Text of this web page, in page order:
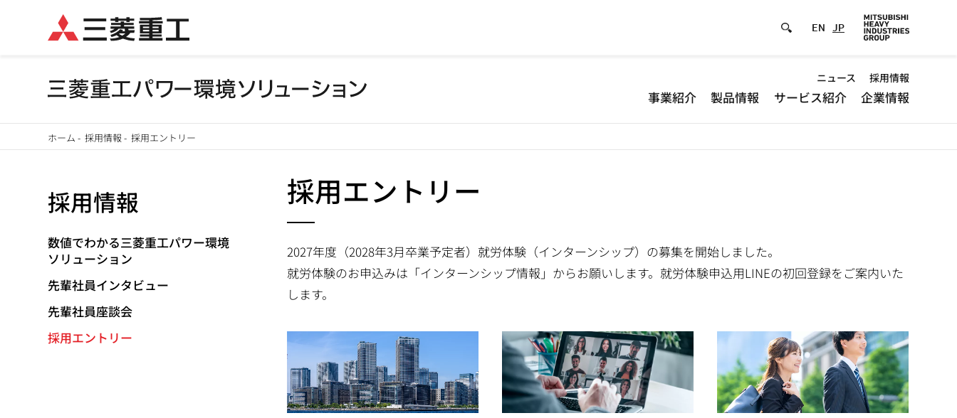
イ
EN JP
Default
-
Header
ニュース 採用情報
事業紹介 製品情報 サービス紹介 企業情報
ホーム -採用情報 -採用エントリー
採用エントリー
2027年度（2028年3月卒業予定者）就労体験（インターンシップ）の募集を開始しました。
就労体験のお申込みは「インターンシップ情報」からお願いします。就労体験申込用LINEの初回登録をご案内いた
します。
採用情報
数値でわかる三菱重工パワー環境
ソリューション
先輩社員インタビュー
先輩社員座談会
採用エントリー